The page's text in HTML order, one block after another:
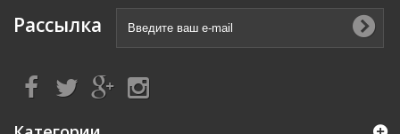
Рассылка